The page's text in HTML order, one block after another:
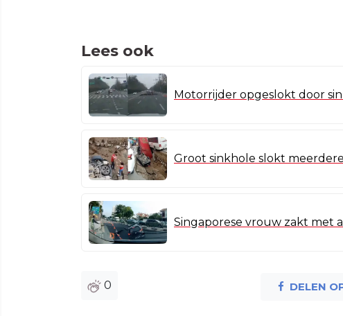
Lees ook
Motorrijder opgeslokt door
Groot sinkhole slokt
Singaporese vrouw zakt met
0 DELEN